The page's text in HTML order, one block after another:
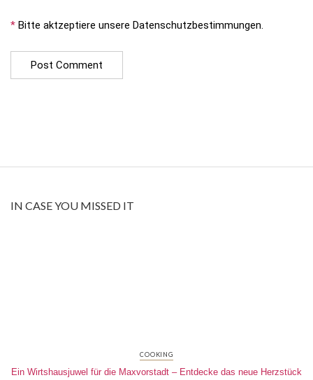
* Bitte aktzeptiere unsere Datenschutzbestimmungen.
IN CASE YOU MISSED IT
COOKING
Ein Wirtshausjuwel für die Maxvorstadt – Entdecke das neue Herzstück